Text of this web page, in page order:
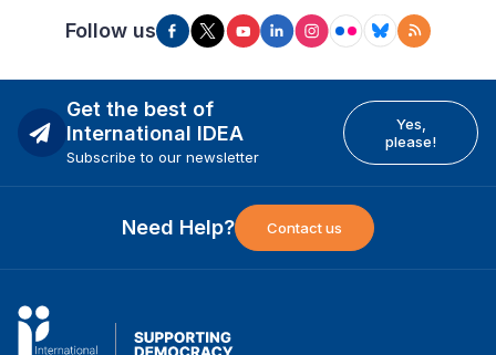
Follow us
Get the best of
International IDEA
Subscribe to our newsletter
Yes,
please!
Need Help? Contact us